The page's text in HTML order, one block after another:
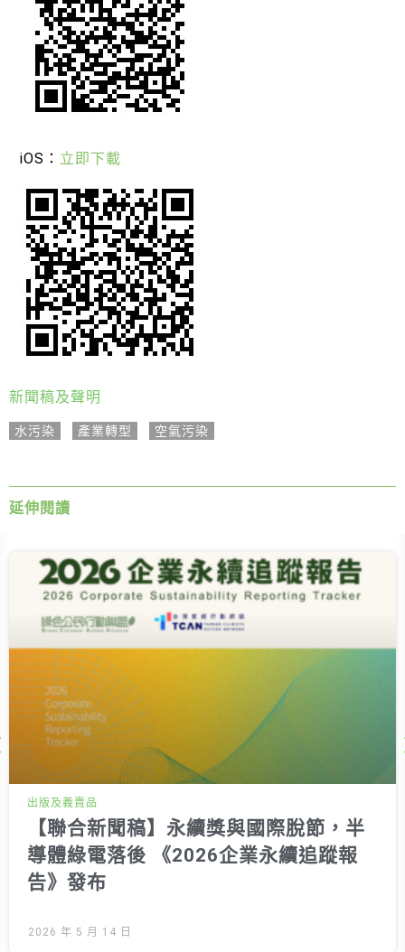
iOS： 立即下載
新聞稿及聲明
水污染 產業轉型 空氣污染
延伸閱讀
出版及義賣品
【聯合新聞稿】永續獎與國際脫節，半
導體綠電落後 《2026企業永續追蹤報
告》發布
2026 年 5 月 14 日
Next